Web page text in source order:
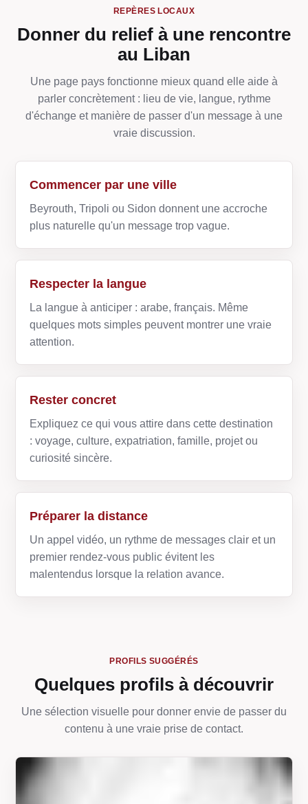
REPÈRES LOCAUX
Donner du relief à une rencontre
au Liban
Une page pays fonctionne mieux quand elle aide à
parler concrètement : lieu de vie, langue, rythme
d'échange et manière de passer d'un message à une
vraie discussion.
Commencer par une ville
Beyrouth, Tripoli ou Sidon donnent une accroche
plus naturelle qu'un message trop vague.
Respecter la langue
La langue à anticiper : arabe, français. Même
quelques mots simples peuvent montrer une vraie
attention.
Rester concret
Expliquez ce qui vous attire dans cette destination
: voyage, culture, expatriation, famille, projet ou
curiosité sincère.
Préparer la distance
Un appel vidéo, un rythme de messages clair et un
premier rendez-vous public évitent les
malentendus lorsque la relation avance.
PROFILS SUGGÉRÉS
Quelques profils à découvrir
Une sélection visuelle pour donner envie de passer du
contenu à une vraie prise de contact.